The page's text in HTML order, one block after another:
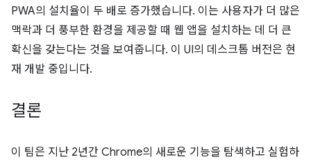
PWA의 설치율이 두 배로 증가했습니다. 이는 사용자가 더 많은
맥락과 더 풍부한 환경을 제공할 때 웹 앱을 설치하는 데 더 큰
확신을 갖는다는 것을 보여줍니다. 이 UI의 데스크톱 버전은 현
재 개발 중입니다.
결론
이 팀은 지난 2년간 Chrome의 새로운 기능을 탐색하고 실험하